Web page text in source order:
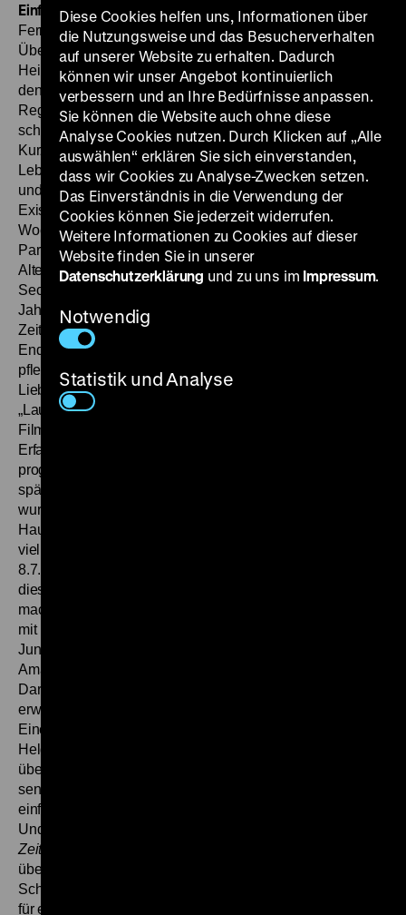
Einführung: Jan Gympel Seit die ursprünglich nur fürs
Fernsehen produzierte KomödieMänner1985/1986 ein
Überraschungserfolg wurde und Uwe Ochsenknecht und
Heiner Lauterbach zu Stars machte, zählt Doris Dörrie zu
den bekanntesten und wichtigsten deutschen
Regisseurinnen. Ihren ersten abendfüllenden Spielfilm
schuf sie nach einer Reihe von Dokumentationen und
Kurzfilmen:Dazwischenschildert einen Abschnitt im
Leben eines pubertierenden Mädchens, zwischen Kindheit
und Erwachsensein, zwischen der ruhigen, bürgerlichen
Existenz beim Vater in der provinziellen Kleinstadt und den
Wochenenden und Ferien bei der Mutter, die mit neuem
Partner und künstlerischen Ambitionen in Kölns
Alternativszene lebt. In der Metropole findet die
Sechzehnjährige die erste große Liebe in einem zwei
Jahre älteren Jungen, der Frauen freilich vor allem als
Zeitvertreib betrachtet und parallel eine Beziehung zu einer
Endzwanzigerin, die sich als Graffitisprayerin betätigt,
pflegt. Im WDR-Pressematerial hieß es zu dieser
Liebesgeschichte über „die Kinder der Kinder von 68“:
„Laura ist ein Mädchen wie viele, die viel zu selten in
Filmen und Fernsehspielen vorkommen, weil ihre
Erfahrungen und Erlebnisse weder exzentrisch noch
programmatisch sind.“ Nachdem die Erstausstrahlung
spätabends im dritten Programm des WDR erfolgt war,
wurde der Film im Jahr darauf auch im
Hauptabendprogramm des Ersten gezeigt.
viel Zuspruch. So lobte die
8.7.1983: „Die bittersüße Zeit der ersten Liebe – auch aus
diesem Uraltthema kann man noch einen ganz neuen Film
machen. Die talentierte Debütantin Doris Dörrie bewies es
mit ihrem ersten Werk, das trotz seiner Herkunft aus
Jungfilmerhand nichts von den sonst üblichen
Amateurschwächen aufwies. (…) Hinzu kam die
Darstellung der begabten Carmen Eckhardt, die dem
erwachenden Mädchen von heute echtes Profil verlieh.
Eine rundherum saubere Arbeit, die auf mehr hoffen läßt.“
Helga Mühle resümierte gleichentags in der
überzeugender Film kam zustande, realistisch und
sensibel, getragen vor allem von der unprätentiösen,
einfühlsamen Darstellung der Carmen Eckhardt als Laura.“
Und Arnold Hohmann schwärmte in der
Zeitung
überzeugenden Hauptdarstellern, den
Schauspieldebütanten Carmen Eckhardt und Rolf Berg, ist
für eine Fernseharbeit überraschend hartnäckig. Selbst
Diese Cookies helfen uns, Informationen über
die Nutzungsweise und das Besucherverhalten
auf unserer Website zu erhalten. Dadurch
können wir unser Angebot kontinuierlich
verbessern und an Ihre Bedürfnisse anpassen.
Sie können die Website auch ohne diese
Analyse Cookies nutzen. Durch Klicken auf „Alle
auswählen“ erklären Sie sich einverstanden,
dass wir Cookies zu Analyse-Zwecken setzen.
Das Einverständnis in die Verwendung der
Cookies können Sie jederzeit widerrufen.
Weitere Informationen zu Cookies auf dieser
Website finden Sie in unserer
Datenschutzerklärung und zu uns im Impressum.
Notwendig
Statistik und Analyse